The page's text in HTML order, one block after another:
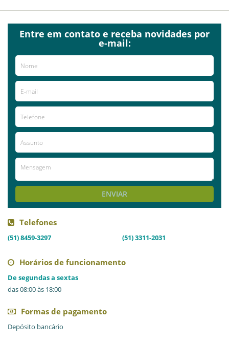
Entre em contato e receba novidades por
e-mail:
ENVIAR
Telefones
(51) 8459-3297 (51) 3311-2031
Horários de funcionamento
De segundas a sextas
das 08:00 às 18:00
Formas de pagamento
Depósito bancário